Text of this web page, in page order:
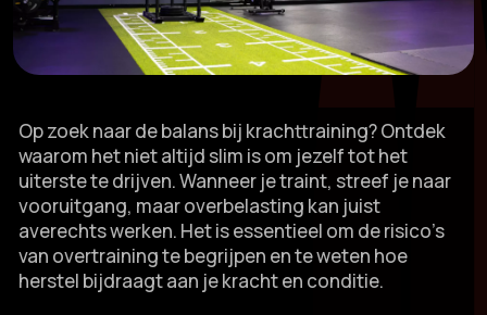
Op zoek naar de balans bij krachttraining? Ontdek
waarom het niet altijd slim is om jezelf tot het
uiterste te drijven.​ Wanneer je traint, streef je naar
vooruitgang, maar overbelasting kan juist
averechts werken.​ Het is essentieel om de risico’s
van overtraining te begrijpen en te weten hoe
herstel bijdraagt aan je kracht en conditie.​